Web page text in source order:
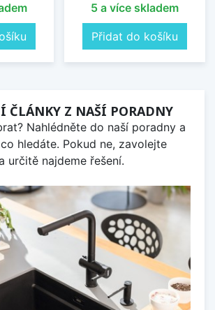
5 a více skladem
Přidat do košíku
ČLÁNKY Z NAŠÍ PORADNY
Nahlédněte do naší poradny a
hledáte. Pokud ne, zavolejte
určitě najdeme řešení.